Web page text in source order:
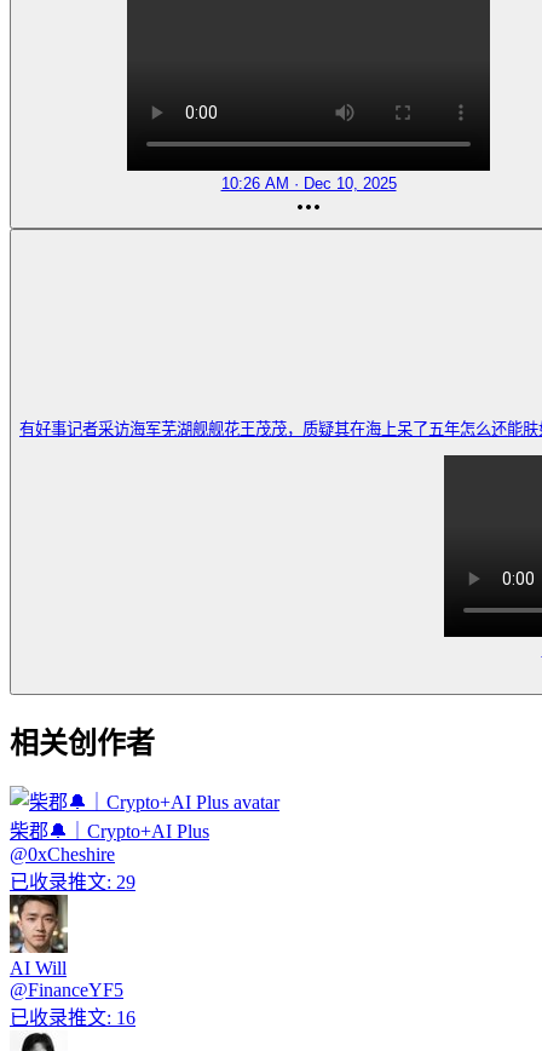
10:26 AM · Dec 10, 2025
有好事记者采访海军芜湖舰舰花王茂茂，质疑其在海上呆了五年怎么
相关创作者
柴郡🔔｜Crypto+AI Plus
@0xCheshire
已收录推文: 29
AI Will
@FinanceYF5
已收录推文: 16